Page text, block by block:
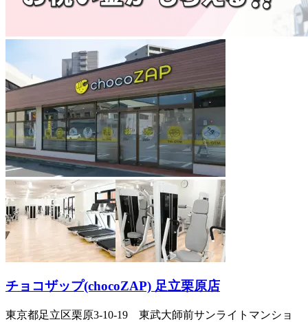
チョコザップ(chocoZAP) 足立栗原店
東京都足立区栗原3-10-19 東武大師前サンライトマンショ